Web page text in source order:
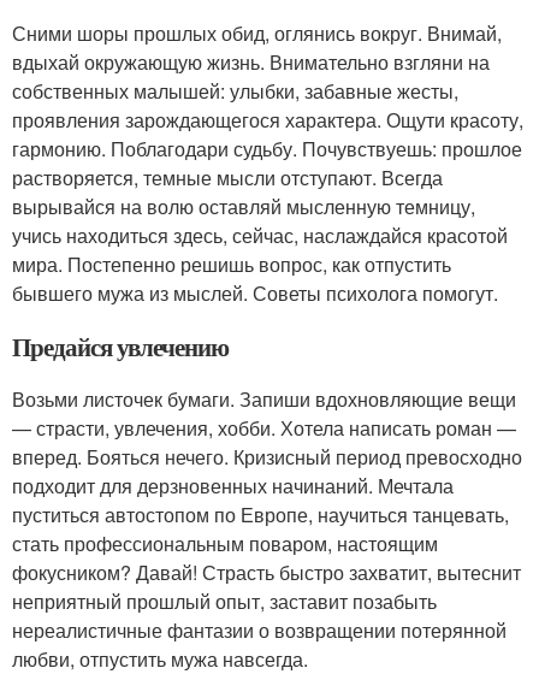
Сними шоры прошлых обид, оглянись вокруг. Внимай,
вдыхай окружающую жизнь. Внимательно взгляни на
собственных малышей: улыбки, забавные жесты,
проявления зарождающегося характера. Ощути красоту,
гармонию. Поблагодари судьбу. Почувствуешь: прошлое
растворяется, темные мысли отступают. Всегда
вырывайся на волю оставляй мысленную темницу,
учись находиться здесь, сейчас, наслаждайся красотой
мира. Постепенно решишь вопрос, как отпустить
бывшего мужа из мыслей. Советы психолога помогут.
Предайся увлечению
Возьми листочек бумаги. Запиши вдохновляющие вещи
— страсти, увлечения, хобби. Хотела написать роман —
вперед. Бояться нечего. Кризисный период превосходно
подходит для дерзновенных начинаний. Мечтала
пуститься автостопом по Европе, научиться танцевать,
стать профессиональным поваром, настоящим
фокусником? Давай! Страсть быстро захватит, вытеснит
неприятный прошлый опыт, заставит позабыть
нереалистичные фантазии о возвращении потерянной
любви, отпустить мужа навсегда.